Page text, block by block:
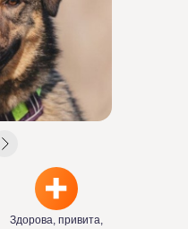
Здорова, привита,